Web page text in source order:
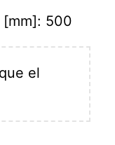
[mm]: 500
el